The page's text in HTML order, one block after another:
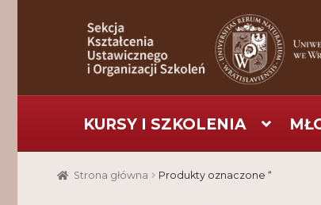
Przejdź
do
nawigacji
Przejdź
do
treści
KURSY I SZKOLENIA
Strona główna Aktualności Baza
Strona główna Produkty oznaczone “